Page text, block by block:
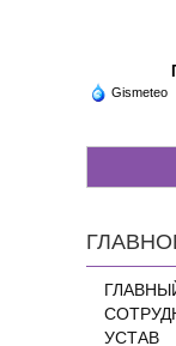
Gismeteo
УСТАВ